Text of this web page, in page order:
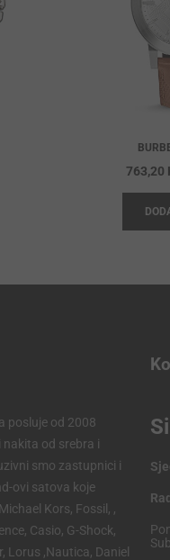
KM.
KM.
763,20
posluje od 2008
od srebra i
smo zastupnici i
ovi satova koje
Kors, Fossil, ,
Casio, G-Shock,
Lorus ,Nautica, Daniel